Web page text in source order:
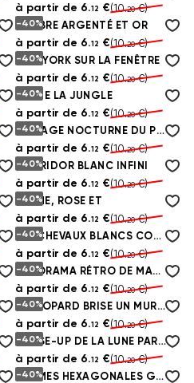
à partir de 6.12 €(10.20€)
-40%
MARBRE ARGENTÉ ET OR
à partir de 6.12 €(10.20€)
-40%
NEW YORK SUR LA FENÊTRE
à partir de 6.12 €(10.20€)
-40%
FÉE DE LA JUNGLE
à partir de 6.12 €(10.20€)
-40% PAYSAGE NOCTURNE DU PONT DE BROOKLYN
à partir de 6.12 €(10.20€)
-40%
CORRIDOR BLANC INFINI
à partir de 6.12 €(10.20€)
-40%
PLUME, ROSE ET
à partir de 6.12 €(10.20€)
-40% LES CHEVAUX BLANCS COMMUNIQUENT
à partir de 6.12 €(10.20€)
-40% PANORAMA RÉTRO DE MANHATTAN
à partir de 6.12 €(10.20€)
-40% LE LÉOPARD BRISE UN MUR DE BRIQUES
à partir de 6.12 €(10.20€)
-40% CLOSE-UP DE LA LUNE PARMI LES ÉTOILES
à partir de 6.12 €(10.20€)
-40% FORMES HEXAGONALES GRISES